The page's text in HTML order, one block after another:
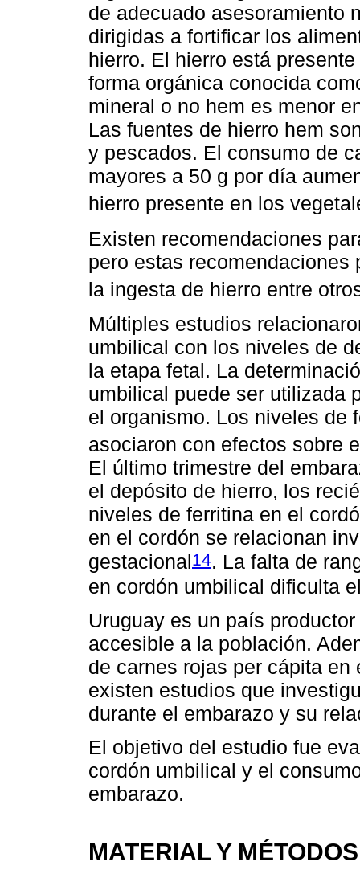
de adecuado asesoramiento
dirigidas a fortificar los
hierro. El hierro está
forma orgánica conocida
mineral o no hem es menor
Las fuentes de hierro hem
y pescados. El consumo de
mayores a 50 g por día
hierro presente en los
Existen recomendaciones
pero estas
la ingesta de hierro entre
Múltiples estudios
umbilical con los niveles de
la etapa fetal. La
umbilical puede ser utilizada
el organismo. Los niveles de
asociaron con efectos sobre
El último trimestre del
el depósito de hierro, los
niveles de ferritina en el
en el cordón se relacionan
gestacional14. La falta de
en cordón umbilical dificulta
Uruguay es un país
accesible a la población.
de carnes rojas per cápita
existen estudios que
durante el embarazo y su
El objetivo del estudio fue
cordón umbilical y el
embarazo.
MATERIAL Y MÉTODOS